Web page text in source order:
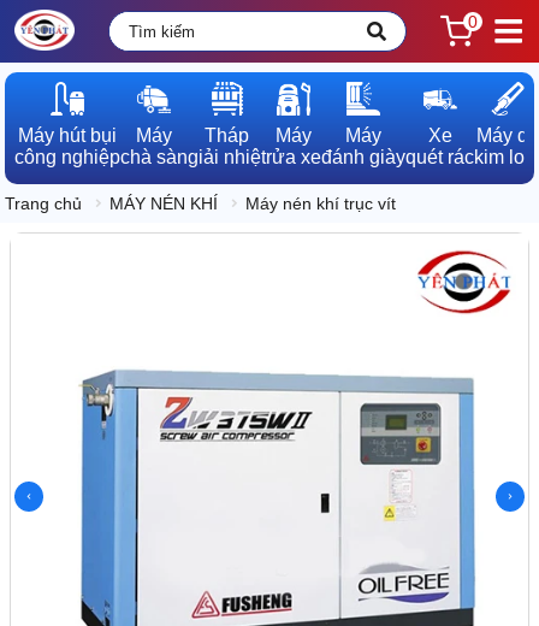
0
Máy hút bụi
công nghiệp
Máy
chà sàn
Tháp
giải nhiệt
Máy
rửa xe
Máy
đánh giày
Xe
quét rác
Máy dò
kim loại
Trang chủ MÁY NÉN KHÍ Máy nén khí trục vít